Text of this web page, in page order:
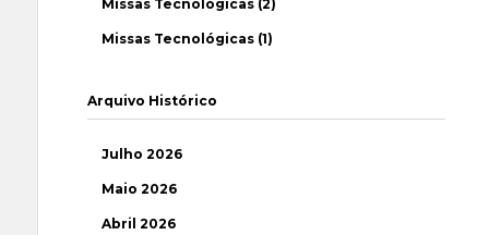
Missas Tecnológicas (2)
Missas Tecnológicas (1)
Arquivo Histórico
Julho 2026
Maio 2026
Abril 2026